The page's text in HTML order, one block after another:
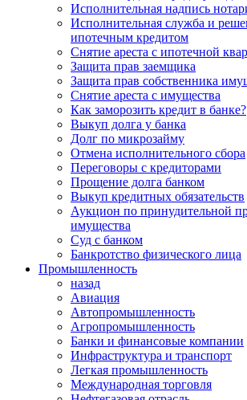
Исполнительная надпись
Исполнительная служба и
ипотечным кредитом
Снятие ареста с ипотечной
Защита прав заемщика
Защита прав собственника
Снятие ареста с имущества
Как заморозить кредит в банке?
Выкуп долга у банка
Долг по микрозайму
Отмена исполнительного сбора
Переговоры с кредиторами
Прощение долга банком
Выкуп кредитных обязательств
Аукцион по принудительной
имущества
Суд с банком
Банкротство физического лица
Промышленность
назад
Авиация
Автопромышленность
Агропромышленность
Банки и финансовые компании
Инфраструктура и транспорт
Легкая промышленность
Международная торговля